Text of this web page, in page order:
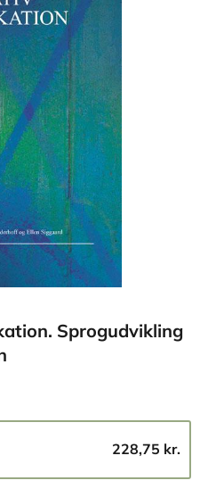
Sprogudvikling
228,75 kr.